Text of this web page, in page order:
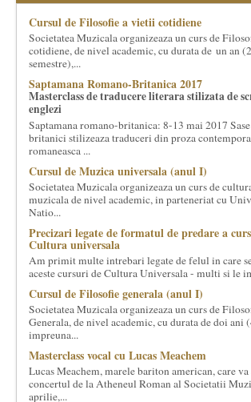
inceput cu muzica clasica - si de aici numele -, insa
dezvoltam proiecte si in alte domenii ale culturii.
Facem management cultural, dezvoltam si
proprii sau preluate, modele si sisteme de
cultural si consultanta. Organizam concursuri,
evenimente culturale, private sau publice, tinem
cultura generala muzicala, teatrala, filosofica si de
Cuvinte in plus despre proiect, despre cei care il
Cursul de Filosofie a vietii cotidiene
Societatea Muzicala organizeaza un curs de
cotidiene, de nivel academic, cu durata de un an (2
semestre),...
Saptamana Romano-Britanica 2017
Masterclass de traducere literara stilizata de
englezi
Saptamana romano-britanica: 8-13 mai 2017
britanici stilizeaza traduceri din proza
romaneasca ...
Cursul de Muzica universala (anul I)
Societatea Muzicala organizeaza un curs de
muzicala de nivel academic, in parteneriat cu
Natio...
Precizari legate de formatul de predare a
Cultura universala
Am primit multe intrebari legate de felul in care
aceste cursuri de Cultura Universala - multi si le
Cursul de Filosofie generala (anul I)
Societatea Muzicala organizeaza un curs de
Generala, de nivel academic, cu durata de doi ani
impreuna...
Masterclass vocal cu Lucas Meachem
Lucas Meachem, marele bariton american, care va
concertul de la Atheneul Roman al Societatii
aprilie,...